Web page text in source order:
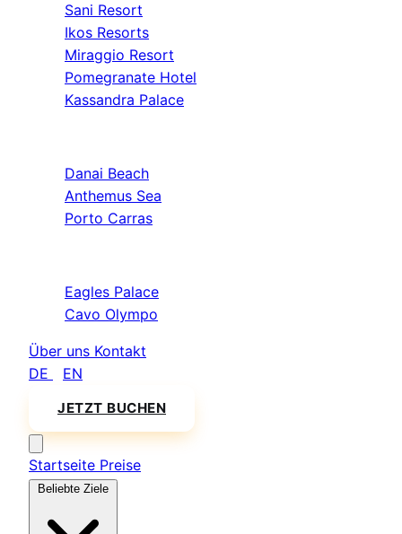
Sani Resort
Ikos Resorts
Miraggio Resort
Pomegranate Hotel
Kassandra Palace
Danai Beach
Anthemus Sea
Porto Carras
Eagles Palace
Cavo Olympo
Über uns Kontakt
DE
EN
JETZT BUCHEN
Startseite Preise
Beliebte Ziele